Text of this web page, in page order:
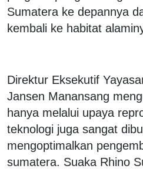
Sumatera ke depannya
kembali ke habitat
Direktur Eksekutif
Jansen Manansang
hanya melalui upaya
teknologi juga sangat
mengoptimalkan
sumatera. Suaka Rhino